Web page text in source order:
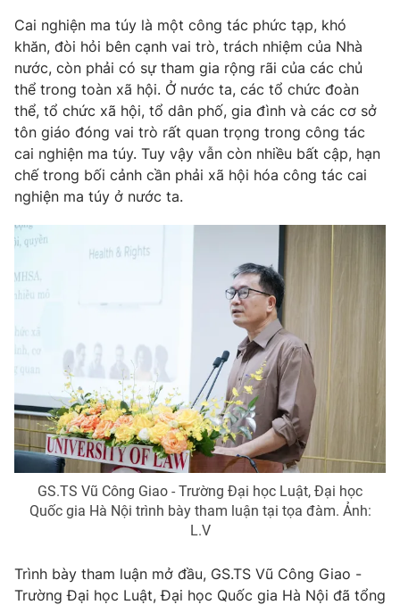
VTV4 Vươn mình bằng AI
VTV9 VTV8
Liên hệ tòa soạn English
THỜI BÁO VTV
Theo dõi báo trên
Cơ quan chủ quản:
Đài Truyền hình Việt Nam
Cơ quan báo chí: Thời báo VTV
Giấy phép hoạt động báo in và báo điện tử số 483/GP-BTTTT
cấp ngày 29/12/2023
Tổng Biên tập:Vũ Thanh Thủy
Phó Tổng Biên tập: Nguyễn Thị Mỹ Hạnh, Phạm Quốc Thắng,
Tổng đài VTV:024.38 355 931 - 024.38 355 932
024.66 897 897
Liên hệ quảng cáo:024-7300.7108
Cai nghiện ma túy là một công tác phức tạp, khó
khăn, đòi hỏi bên cạnh vai trò, trách nhiệm của Nhà
nước, còn phải có sự tham gia rộng rãi của các chủ
thể trong toàn xã hội. Ở nước ta, các tổ chức đoàn
thể, tổ chức xã hội, tổ dân phố, gia đình và các cơ sở
tôn giáo đóng vai trò rất quan trọng trong công tác
cai nghiện ma túy. Tuy vậy vẫn còn nhiều bất cập, hạn
chế trong bối cảnh cần phải xã hội hóa công tác cai
nghiện ma túy ở nước ta.
GS.TS Vũ Công Giao - Trường Đại học Luật, Đại học
Quốc gia Hà Nội trình bày tham luận tại tọa đàm. Ảnh:
L.V
Trình bày tham luận mở đầu, GS.TS Vũ Công Giao -
Trường Đại học Luật, Đại học Quốc gia Hà Nội đã tổng